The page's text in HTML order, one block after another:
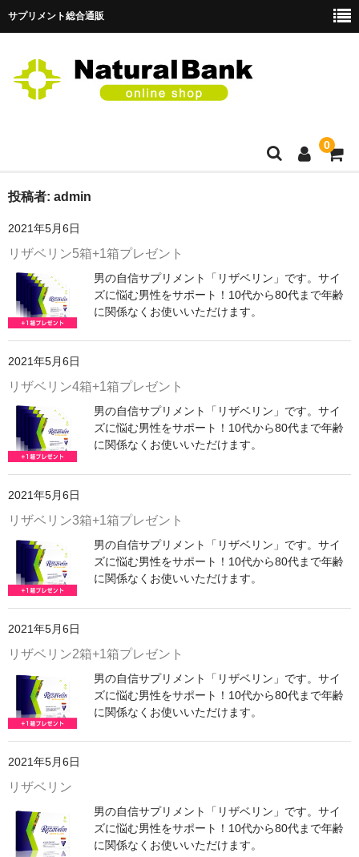
サプリメント総合通販
0
TOP
商品一覧
カート
メンバー
投稿者: admin
2021年5月6日
リザベリン5箱+1箱プレゼント
男の自信サプリメント「リザベリン」です。サイ
ズに悩む男性をサポート！10代から80代まで年齢
に関係なくお使いいただけます。
2021年5月6日
リザベリン4箱+1箱プレゼント
男の自信サプリメント「リザベリン」です。サイ
ズに悩む男性をサポート！10代から80代まで年齢
に関係なくお使いいただけます。
2021年5月6日
リザベリン3箱+1箱プレゼント
男の自信サプリメント「リザベリン」です。サイ
ズに悩む男性をサポート！10代から80代まで年齢
に関係なくお使いいただけます。
2021年5月6日
リザベリン2箱+1箱プレゼント
男の自信サプリメント「リザベリン」です。サイ
ズに悩む男性をサポート！10代から80代まで年齢
に関係なくお使いいただけます。
2021年5月6日
リザベリン
男の自信サプリメント「リザベリン」です。サイ
ズに悩む男性をサポート！10代から80代まで年齢
に関係なくお使いいただけます。